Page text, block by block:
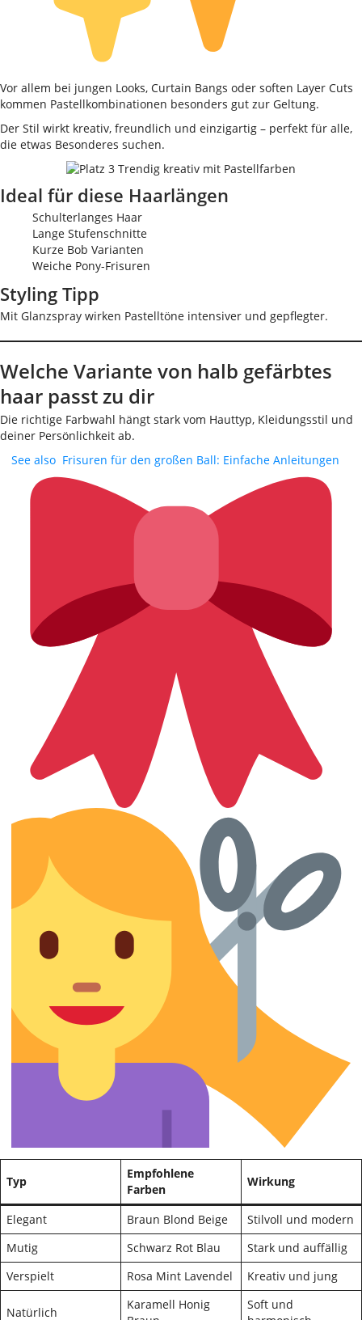
Vor allem bei jungen Looks, Curtain Bangs oder soften Layer Cuts
kommen Pastellkombinationen besonders gut zur Geltung.
Der Stil wirkt kreativ, freundlich und einzigartig – perfekt für alle,
die etwas Besonderes suchen.
Ideal für diese Haarlängen
Schulterlanges Haar
Lange Stufenschnitte
Kurze Bob Varianten
Weiche Pony-Frisuren
Styling Tipp
Mit Glanzspray wirken Pastelltöne intensiver und gepflegter.
Welche Variante von halb gefärbtes
haar passt zu dir
Die richtige Farbwahl hängt stark vom Hauttyp, Kleidungsstil und
deiner Persönlichkeit ab.
See also Frisuren für den großen Ball: Einfache Anleitungen
Typ
Empfohlene
Farben
Wirkung
Elegant Braun Blond Beige
Stilvoll und modern
Mutig
Schwarz Rot Blau
Stark und auffällig
Verspielt
Rosa Mint Lavendel Kreativ und jung
Natürlich
Karamell Honig
Soft und